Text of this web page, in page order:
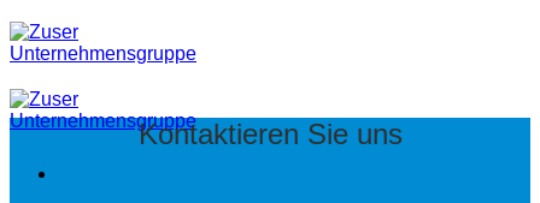
Zum
Inhalt
springen
Kontaktieren Sie uns